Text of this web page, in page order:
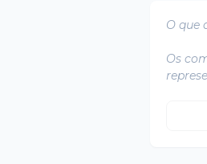
O que
Os